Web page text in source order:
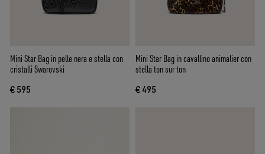
Mini Star Bag in pelle nera e stella con
cristalli Swarovski
€ 595
Mini Star Bag in cavallino animalier con
stella ton sur ton
€ 495